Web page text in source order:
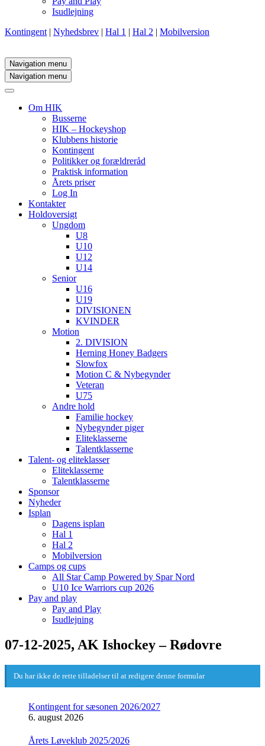
Isudlejning
Kontingent | Nyhedsbrev | Hal 1 | Hal 2 | Mobilversion
Navigation menu
Navigation menu
Om HIK
Busserne
HIK – Hockeyshop
Klubbens historie
Kontingent
Politikker og forældreråd
Praktisk information
Årets priser
Log In
Kontakter
Holdoversigt
Ungdom
U8
U10
U12
U14
Senior
U16
U19
DIVISIONEN
KVINDER
Motion
2. DIVISION
Herning Honey Badgers
Slowfox
Motion C & Nybegynder
Veteran
U75
Andre hold
Familie hockey
Nybegynder piger
Eliteklasserne
Talentklasserne
Talent- og eliteklasser
Eliteklasserne
Talentklasserne
Sponsor
Nyheder
Isplan
Dagens isplan
Hal 1
Hal 2
Mobilversion
Camps og cups
All Star Camp Powered by Spar Nord
U10 Ice Warriors cup 2026
Pay and play
Pay and Play
Isudlejning
07-12-2025, AK Ishockey – Rødovre
Du har ikke de rette tilladelser til at redigere denne formular
Kontingent for sæsonen 2026/2027
6. august 2026
Årets Løveklub 2025/2026